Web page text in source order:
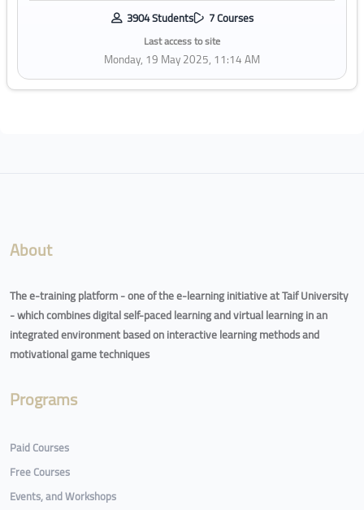
3904 Students 7 Courses
Last access to site
Monday, 19 May 2025, 11:14 AM
About
The e-training platform - one of the e-learning initiative at Taif University
- which combines digital self-paced learning and virtual learning in an
integrated environment based on interactive learning methods and
motivational game techniques
Programs
Paid Courses
Free Courses
Events, and Workshops